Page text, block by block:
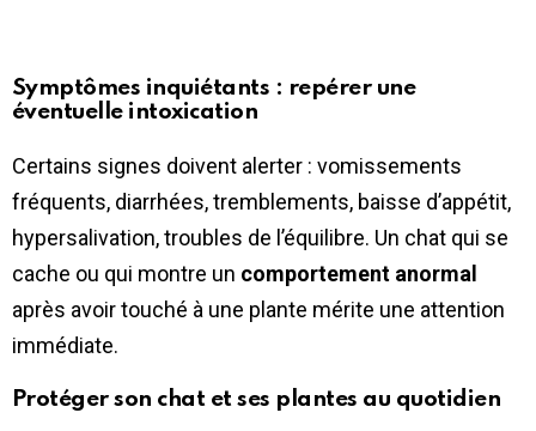
Symptômes inquiétants : repérer une
éventuelle intoxication
Certains signes doivent alerter : vomissements
fréquents, diarrhées, tremblements, baisse d’appétit,
hypersalivation, troubles de l’équilibre. Un chat qui se
cache ou qui montre un comportement anormal
après avoir touché à une plante mérite une attention
immédiate.
Protéger son chat et ses plantes au quotidien